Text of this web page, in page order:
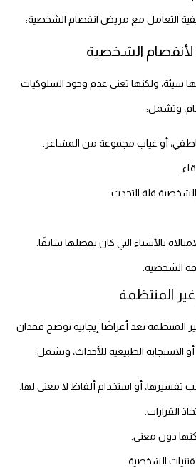
التعامل مع مريض انفصام الشخصية:
سيئة، ولكنها تعني عدم وجود السلوكيات
وتشمل:
أو غياب مجموعة من المشاعر.
قلة التحدث.
بالأشياء التي كان يفضلها سابقًا.
الشخصية.
المنتظمة تعد أعراضًا إيجابية توضح فقدان
الاستجابة الطبيعية للأحداث، وتشمل:
تفسيرها، أو استخدام ألفاظ لا معنى لها.
القرارات.
دون معنى.
الشخصية.